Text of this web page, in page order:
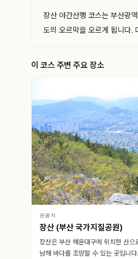
장산 야간산행 코스는 부산광
도의 오르막을 오르게 됩니다.
이 코스 주변 주요 장소
관광지
장산 (부산 국가지질공원)
장산은 부산 해운대구에 위치한 산으
남해 바다를 조망할 수 있는 곳입니